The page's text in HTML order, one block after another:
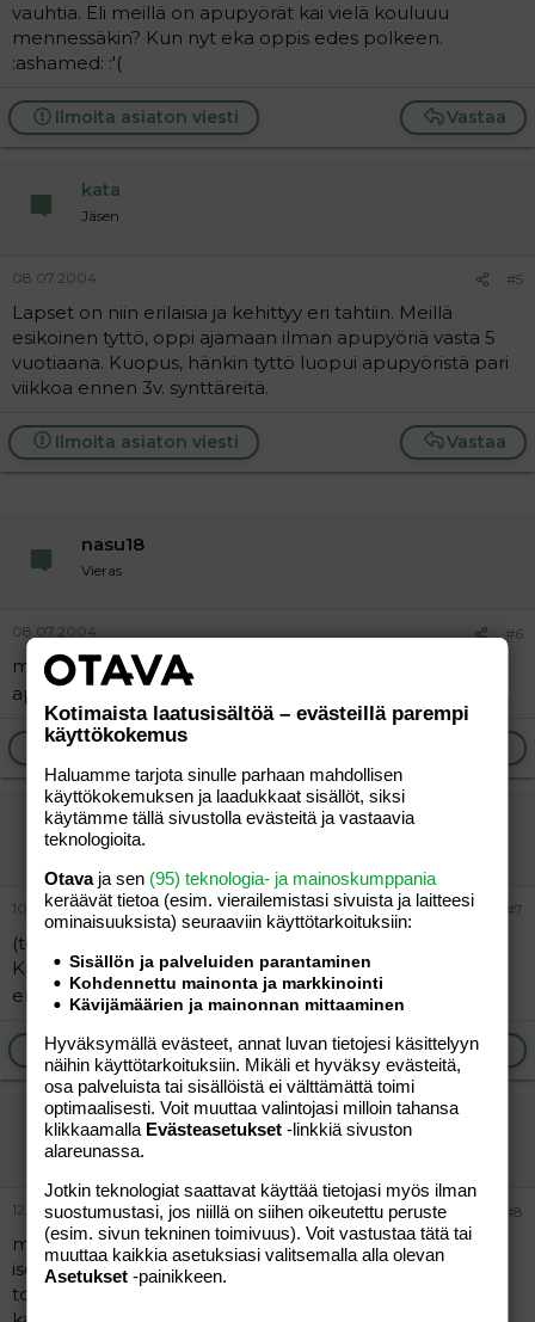
vauhtia. Eli meillä on apupyörät kai vielä kouluuu
mennessäkin? Kun nyt eka oppis edes polkeen.
:ashamed: :'(
Vastaa
Ilmoita asiaton viesti
kata
Jäsen
08.07.2004 #5
Lapset on niin erilaisia ja kehittyy eri tahtiin. Meillä
esikoinen tyttö, oppi ajamaan ilman apupyöriä vasta 5
vuotiaana. Kuopus, hänkin tyttö luopui apupyöristä pari
viikkoa ennen 3v. synttäreitä.
Vastaa
Ilmoita asiaton viesti
nasu18
Vieras
08.07.2004 #6
meidän poika on 3 ja ajaa jo täyttä kyytiä ilman
apurattaita..
Ilmoita asiaton viesti
väyrynen
Vieras
10.07.2004 #7
(talvilapsia)...
Katsotaan, mitä tuon kuopuksen (3.5v.) kanssa, jospa jo
ensi kesällä koitettaisiin???
Vastaa
Ilmoita asiaton viesti
tinni
Aktiivinen jäsen
12.07.2004 #8
miehen pikkuveli oppi 4v
isosiskoni työt oppivat molemmat samana kesänä
toinen 3v ja toinen 4v
Kotimaista laatusisältöä – evästeillä parempi
käyttökokemus
Haluamme tarjota sinulle parhaan mahdollisen
käyttökokemuksen ja laadukkaat sisällöt, siksi
käytämme tällä sivustolla evästeitä ja vastaavia
teknologioita.
Otavaja sen (95) teknologia- ja mainoskumppania
keräävät tietoa (esim. vierailemis­tasi sivuista ja laitteesi
ominaisuuk­sista) seuraaviin käyttötarkoituksiin:
Sisällön ja palveluiden parantaminen
Kohdennettu mainonta ja markkinointi
Kävijämäärien ja mainonnan mittaaminen
Hyväksymällä evästeet, annat luvan tietojesi käsittelyyn
näihin käyttötarkoituksiin. Mikäli et hyväksy evästeitä,
osa palveluista tai sisällöistä ei välttämättä toimi
optimaalisesti. Voit muuttaa valintojasi milloin tahansa
klikkaamalla Evästeasetukset -linkkiä sivuston
alareunassa.
Jotkin teknologiat saattavat käyttää tietojasi myös ilman
suostumustasi, jos niillä on siihen oikeutettu peruste
(esim. sivun tekninen toimivuus). Voit vastustaa tätä tai
muuttaa kaikkia asetuksiasi valitsemalla alla olevan
Asetukset -painikkeen.